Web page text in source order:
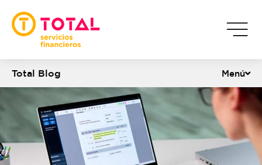
Total Blog Menú